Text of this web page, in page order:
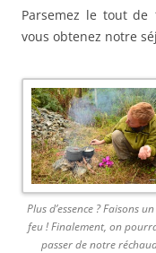
Parsemez le tout de
vous obtenez notre
Plus d’essence ? Faisons
feu ! Finalement, on
passer de notre